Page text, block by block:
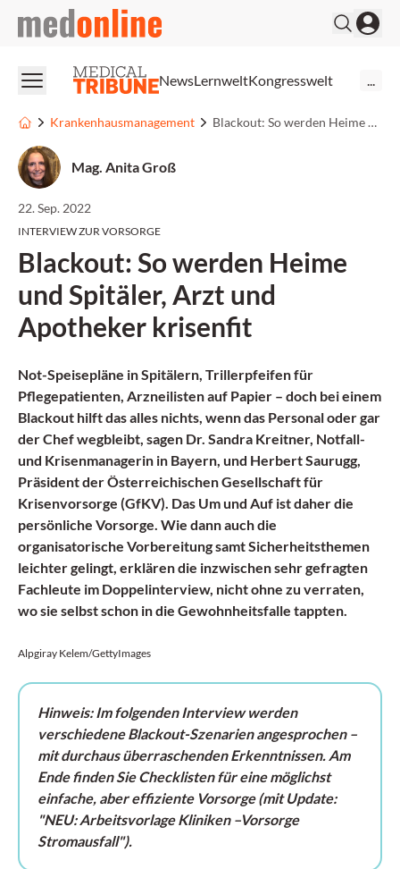
medonline
NewsLernweltKongresswelt
Krankenhausmanagement Blackout: So werden Heime und Spitäler, Arzt und Apotheker krisenfit
Mag. Anita Groß
22. Sep. 2022
INTERVIEW ZUR VORSORGE
Blackout: So werden Heime
und Spitäler, Arzt und
Apotheker krisenfit
Not-Speisepläne in Spitälern, Trillerpfeifen für
Pflegepatienten, Arzneilisten auf Papier – doch bei einem
Blackout hilft das alles nichts, wenn das Personal oder gar
der Chef wegbleibt, sagen Dr. Sandra Kreitner, Notfall-
und Krisenmanagerin in Bayern, und Herbert Saurugg,
Präsident der Österreichischen Gesellschaft für
Krisenvorsorge (GfKV). Das Um und Auf ist daher die
persönliche Vorsorge. Wie dann auch die
organisatorische Vorbereitung samt Sicherheitsthemen
leichter gelingt, erklären die inzwischen sehr gefragten
Fachleute im Doppelinterview, nicht ohne zu verraten,
wo sie selbst schon in die Gewohnheitsfalle tappten.
Alpgiray Kelem/GettyImages
Hinweis: Im folgenden Interview werden
verschiedene Blackout-Szenarien angesprochen –
mit durchaus überraschenden Erkenntnissen. Am
Ende finden Sie Checklisten für eine möglichst
einfache, aber effiziente Vorsorge(mit Update:
"NEU: Arbeitsvorlage Kliniken –Vorsorge
Stromausfall").